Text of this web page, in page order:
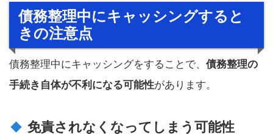
債務整理中にキャッシングすると
きの注意点
債務整理中にキャッシングをすることで、 債務整理の
手続き自体が不利になる可能性があります。
免責されなくなってしまう可能性